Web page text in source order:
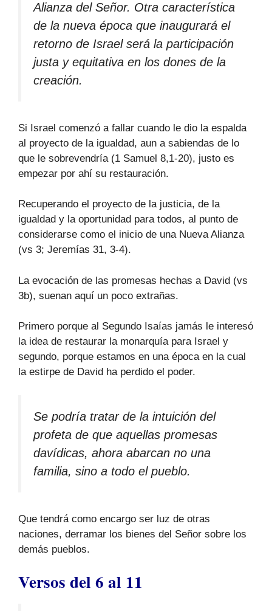
Alianza del Señor. Otra característica
de la nueva época que inaugurará el
retorno de Israel será la participación
justa y equitativa en los dones de la
creación.
Si Israel comenzó a fallar cuando le dio la espalda
al proyecto de la igualdad, aun a sabiendas de lo
que le sobrevendría (1 Samuel 8,1-20), justo es
empezar por ahí su restauración.
Recuperando el proyecto de la justicia, de la
igualdad y la oportunidad para todos, al punto de
considerarse como el inicio de una Nueva Alianza
(vs 3; Jeremías 31, 3-4).
La evocación de las promesas hechas a David (vs
3b), suenan aquí un poco extrañas.
Primero porque al Segundo Isaías jamás le interesó
la idea de restaurar la monarquía para Israel y
segundo, porque estamos en una época en la cual
la estirpe de David ha perdido el poder.
Se podría tratar de la intuición del
profeta de que aquellas promesas
davídicas, ahora abarcan no una
familia, sino a todo el pueblo.
Que tendrá como encargo ser luz de otras
naciones, derramar los bienes del Señor sobre los
demás pueblos.
Versos del 6 al 11